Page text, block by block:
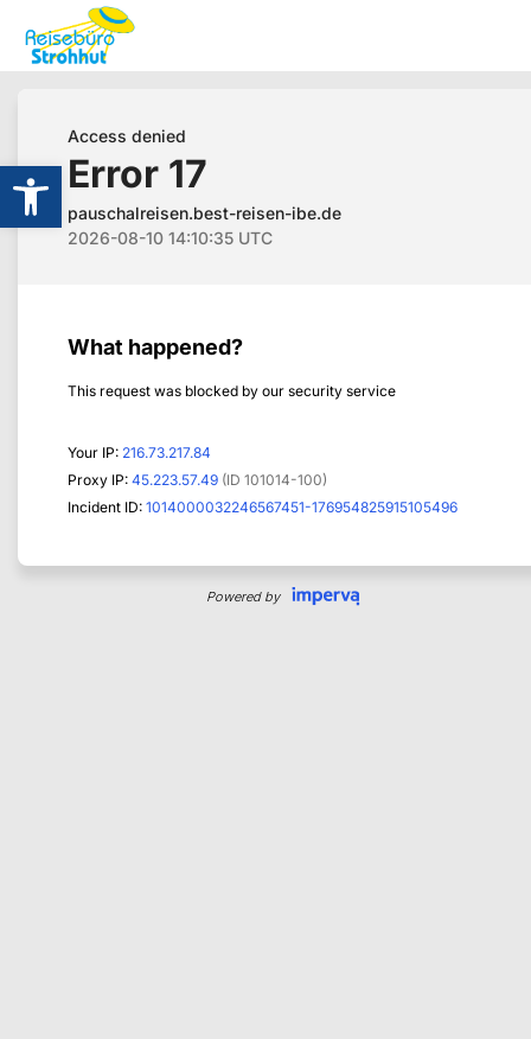
Werkzeugleiste öffnen